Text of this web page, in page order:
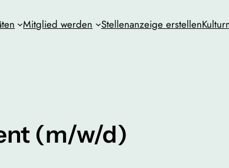
Mitglied werden Stellenanzeige erstellen
(m/w/d)